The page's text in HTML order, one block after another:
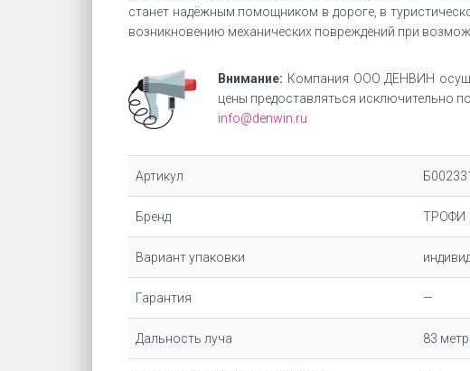
станет надёжным помощником в дороге, в
возникновению механических повреждений при
Внимание: Компания ООО ДЕНВИН
цены предоставляться исключительно
info@denwin.ru
Артикул
Бренд ТРОФИ
Вариант упаковки
Гарантия —
Дальность луча 83